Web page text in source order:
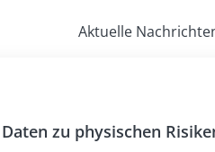
Aktuelle
zu physischen